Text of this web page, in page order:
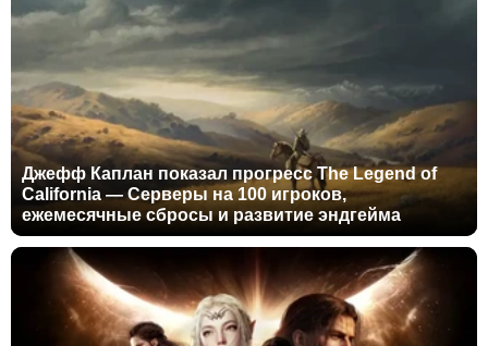
Джефф Каплан показал прогресс The Legend of
California — Серверы на 100 игроков,
ежемесячные сбросы и развитие эндгейма